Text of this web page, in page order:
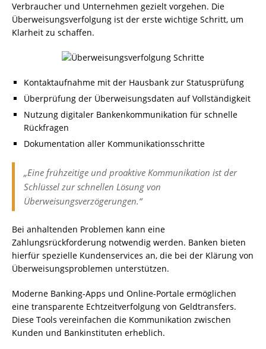
Verbraucher und Unternehmen gezielt vorgehen. Die
Überweisungsverfolgung ist der erste wichtige Schritt, um
Klarheit zu schaffen.
Kontaktaufnahme mit der Hausbank zur Statusprüfung
Überprüfung der Überweisungsdaten auf Vollständigkeit
Nutzung digitaler Bankenkommunikation für schnelle
Rückfragen
Dokumentation aller Kommunikationsschritte
„Eine frühzeitige und proaktive Kommunikation ist der
Schlüssel zur schnellen Lösung von
Überweisungsverzögerungen.“
Bei anhaltenden Problemen kann eine
Zahlungsrückforderung notwendig werden. Banken bieten
hierfür spezielle Kundenservices an, die bei der Klärung von
Überweisungsproblemen unterstützen.
Moderne Banking-Apps und Online-Portale ermöglichen
eine transparente Echtzeitverfolgung von Geldtransfers.
Diese Tools vereinfachen die Kommunikation zwischen
Kunden und Bankinstituten erheblich.